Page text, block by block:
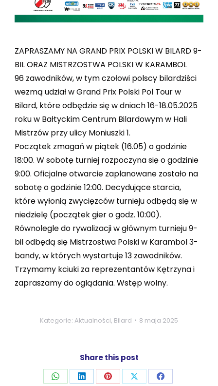
ZAPRASZAMY NA GRAND PRIX POLSKI W BILARD 9-
BIL ORAZ MISTRZOSTWA POLSKI W KARAMBOL
96 zawodników, w tym czołowi polscy bilardziści
wezmą udział w Grand Prix Polski Pol Tour w
Bilard, które odbędzie się w dniach 16-18.05.2025
roku w Bałtyckim Centrum Bilardowym w Hali
Mistrzów przy ulicy Moniuszki 1.
Początek zmagań w piątek (16.05) o godzinie
18:00. W sobotę turniej rozpoczyna się o godzinie
9:00. Oficjalne otwarcie zaplanowane zostało na
sobotę o godzinie 12:00. Decydujące starcia,
które wyłonią zwycięzców turnieju odbędą się w
niedzielę (początek gier o godz. 10:00).
Równolegle do rywalizacji w głównym turnieju 9-
bil odbędą się Mistrzostwa Polski w Karambol 3-
bandy, w których wystartuje 13 zawodników.
Trzymamy kciuki za reprezentantów Kętrzyna i
zapraszamy do oglądania. Wstęp wolny.
Kategorie: Aktualności, Bilard 8 maja 2025
Share this post
UdostępnijUdostępnijUdostępnijUdostępnijUdostępnij